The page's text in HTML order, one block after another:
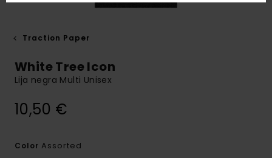
Traction Paper
White Tree Icon
Lija negra Multi Unisex
10,50 €
Color Assorted